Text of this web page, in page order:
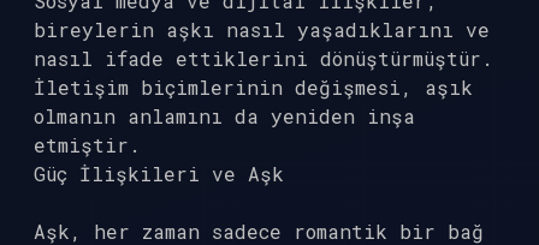
bireylerin aşkı nasıl yaşadıklarını ve
nasıl ifade ettiklerini dönüştürmüştür.
İletişim biçimlerinin değişmesi, aşık
olmanın anlamını da yeniden inşa
etmiştir.
Güç İlişkileri ve Aşk
Aşk, her zaman sadece romantik bir bağ